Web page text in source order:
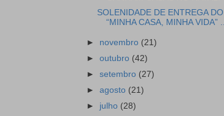
SOLENIDADE DE ENTREGA DO
“MINHA CASA, MINHA VIDA” ...
► novembro (21)
►outubro (42)
►setembro (27)
►agosto (21)
► julho (28)